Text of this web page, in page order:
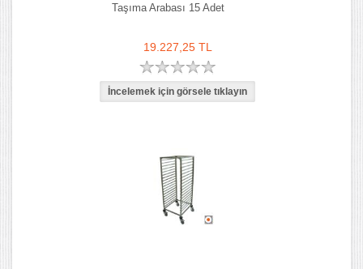
Taşıma Arabası 15 Adet
19.227,25 TL